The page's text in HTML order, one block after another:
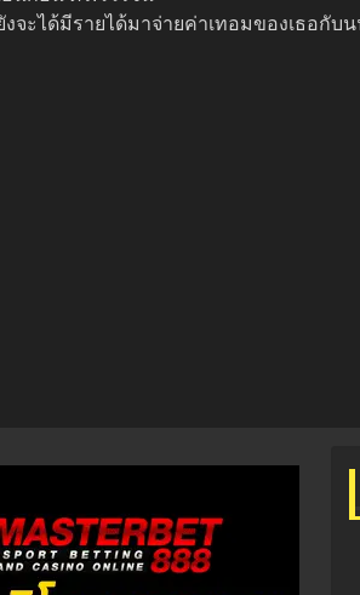
ะได้มีรายได้มาจ่ายค่าเทอมของเธอกับ